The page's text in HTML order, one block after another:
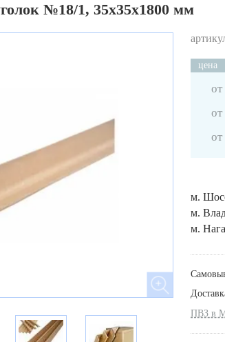
№18/1, 35х35х1800 мм
цена
м.
м.
м.
ПВЗ в